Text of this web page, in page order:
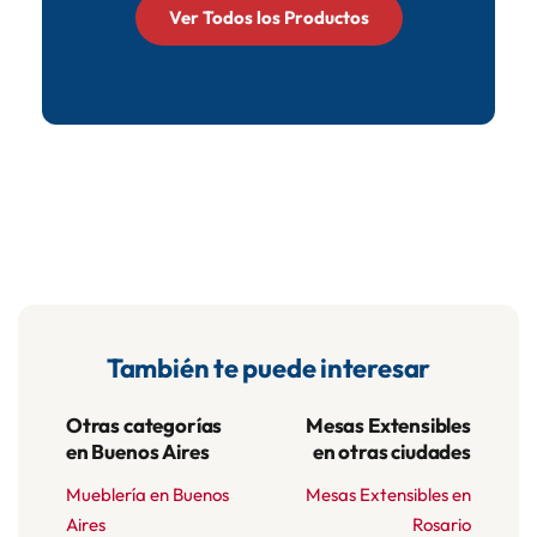
Ver Todos los Productos
También te puede interesar
Otras categorías
en Buenos Aires
Mueblería en Buenos
Aires
Mesas Extensibles
en otras ciudades
Mesas Extensibles en
Rosario